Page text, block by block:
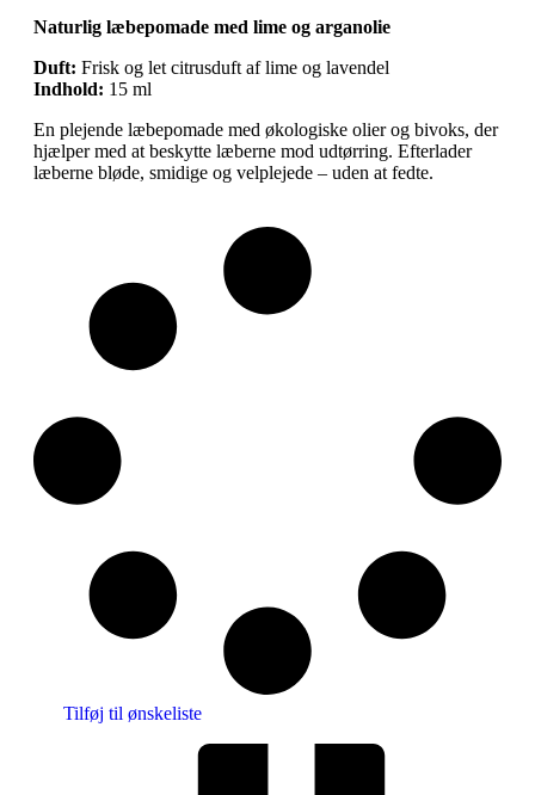
Naturlig læbepomade med lime og arganolie
Duft: Frisk og let citrusduft af lime og lavendel
Indhold: 15 ml
En plejende læbepomade med økologiske olier og bivoks, der
hjælper med at beskytte læberne mod udtørring. Efterlader
læberne bløde, smidige og velplejede – uden at fedte.
Tilføj til ønskeliste